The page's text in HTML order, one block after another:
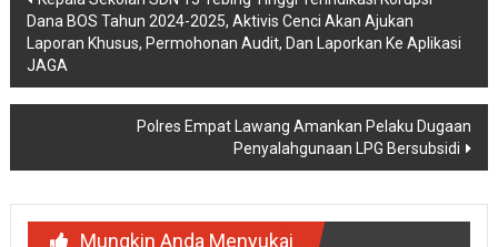
pos
Dana BOS Tahun 2024-2025, Aktivis Cenci Akan Ajukan
Laporan Khusus, Permohonan Audit, Dan Laporkan Ke Aplikasi
JAGA
Polres Empat Lawang Amankan Pelaku Dugaan
Penyalahgunaan LPG Bersubsidi
Mungkin Anda Menyukai